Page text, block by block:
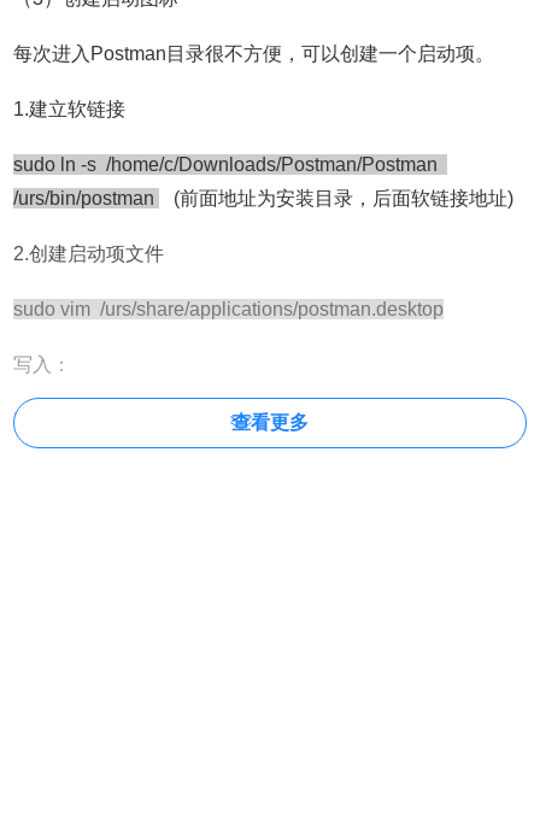
每次进入Postman目录很不方便，可以创建一个启动项。
1.建立软链接
sudo ln -s /home/c/Downloads/Postman/Postman
/urs/bin/postman
(前面地址为安装目录，后面软链接地址)
2.创建启动项文件
sudo vim /urs/share/applications/postman.desktop
写入：
[Desktop Entry] 查看更多